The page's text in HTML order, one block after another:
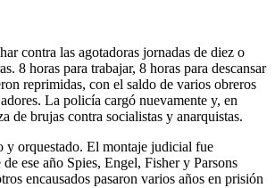
contra las agotadoras jornadas de diez o
8 horas para trabajar, 8 horas para descansar
reprimidas, con el saldo de varios obreros
La policía cargó nuevamente y, en
de brujas contra socialistas y anarquistas.
y orquestado. El montaje judicial fue
ese año Spies, Engel, Fisher y Parsons
encausados pasaron varios años en prisión